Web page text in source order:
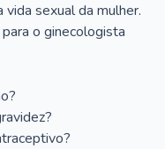
sexual da mulher.
o ginecologista